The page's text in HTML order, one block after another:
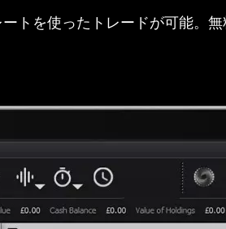
トを使ったトレードが可能。